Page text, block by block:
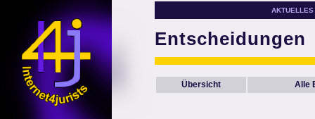
AKTUELLES
Entscheidungen
Übersicht Alle